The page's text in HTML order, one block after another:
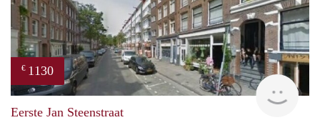
€ 1130
Eerste Jan Steenstraat